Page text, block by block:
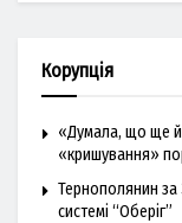
Корупція
«Думала, що ще й
«кришування»
Тернополянин за
системі “Оберіг”